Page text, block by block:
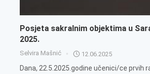
Posjeta sakralnim objektima u
2025.
Selvira Mašnić 12.06.2025
Dana, 22.5.2025.godine učenici/ce prvih